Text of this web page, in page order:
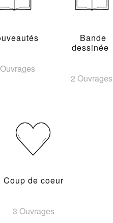
Bande
dessinée
2 Ouvrages
Coup de coeur
3 Ouvrages